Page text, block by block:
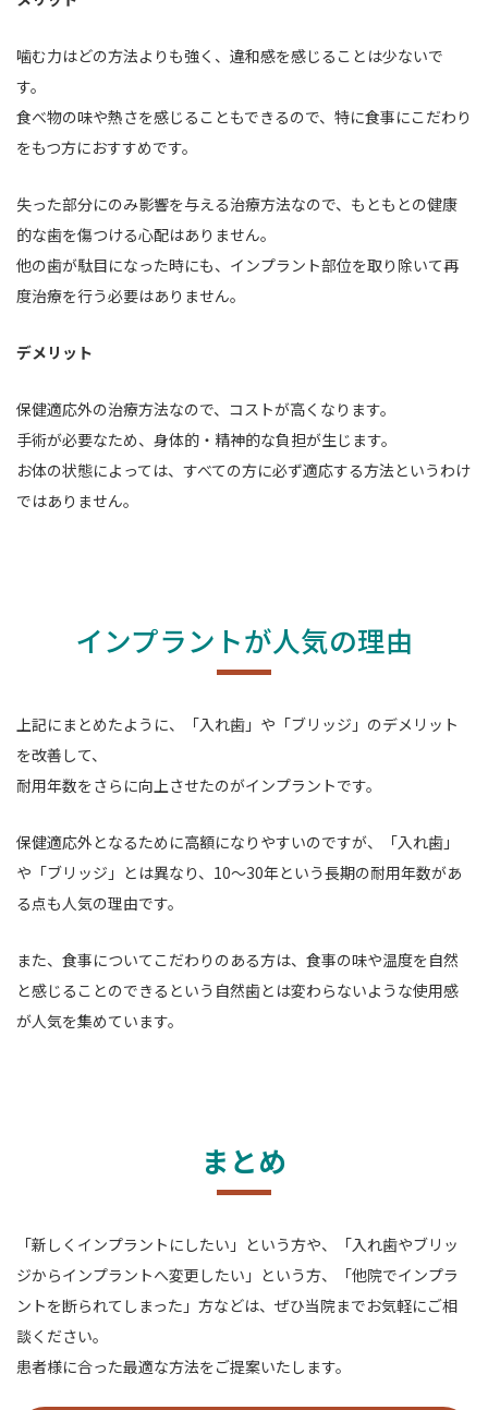
噛む力はどの方法よりも強く、違和感を感じることは少ないで
す。
食べ物の味や熱さを感じることもできるので、特に食事にこだわり
をもつ方におすすめです。
失った部分にのみ影響を与える治療方法なので、もともとの健康
的な歯を傷つける心配はありません。
他の歯が駄目になった時にも、インプラント部位を取り除いて再
度治療を行う必要はありません。
デメリット
保健適応外の治療方法なので、コストが高くなります。
手術が必要なため、身体的・精神的な負担が生じます。
お体の状態によっては、すべての方に必ず適応する方法というわけ
ではありません。
インプラントが人気の理由
上記にまとめたように、「入れ歯」や「ブリッジ」のデメリット
を改善して、
耐用年数をさらに向上させたのがインプラントです。
保健適応外となるために高額になりやすいのですが、
「入れ歯」
や「ブリッジ」とは異なり、10～30年という長期の耐用年数があ
る点も人気の理由です。
また、食事についてこだわりのある方は、食事の味や温度を自然
と感じることのできるという 自然歯とは変わらないような使用感
が人気を集めています。
まとめ
「新しくインプラントにしたい」という方や、「入れ歯やブリッ
ジからインプラントへ変更したい」という方、「他院でインプラ
ントを断られてしまった」方などは、ぜひ当院までお気軽にご相
談ください。
患者様に合った最適な方法をご提案いたします。